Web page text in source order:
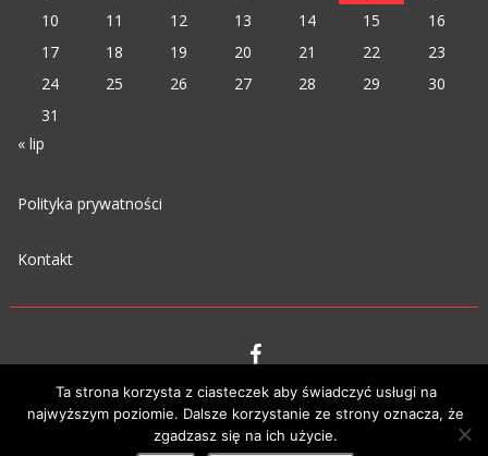
10
11 12 13 14 15
16
17
18 19 20 21 22
23
24
25 26 27 28 29
30
31
« lip
Polityka prywatności
Kontakt
VIPM © 2023
Ta strona korzysta z ciasteczek aby świadczyć usługi na
najwyższym poziomie. Dalsze korzystanie ze strony oznacza, że
zgadzasz się na ich użycie.